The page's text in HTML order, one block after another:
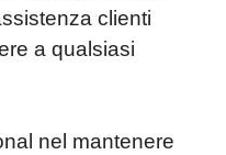
clienti
a qualsiasi
nel mantenere